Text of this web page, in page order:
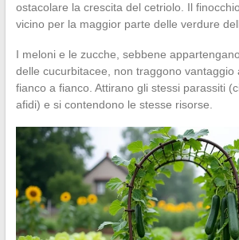
ostacolare la crescita del cetriolo. Il
vicino per la maggior parte delle verdure
I meloni e le zucche, sebbene
delle cucurbitacee, non traggono vantaggio
fianco a fianco. Attirano gli stessi parassiti
afidi) e si contendono le stesse risorse.